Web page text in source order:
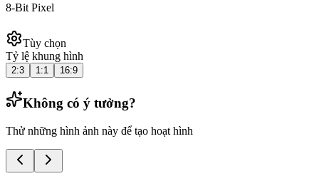
8-Bit Pixel
Tùy chọn
Tỷ lệ khung hình
2:3 1:1 16:9
Không có ý tưởng?
Thử những hình ảnh này để tạo hoạt hình